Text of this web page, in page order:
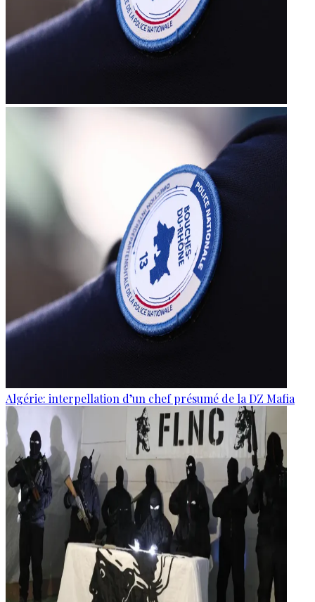
Algérie: interpellation d’un chef présumé de la DZ Mafia